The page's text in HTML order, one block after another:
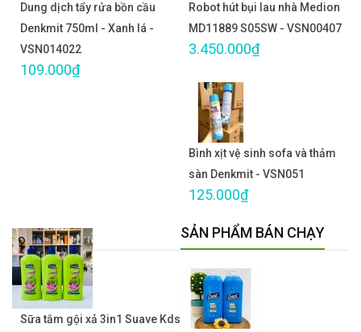
Dung dịch tẩy rửa bồn cầu
Denkmit 750ml - Xanh lá -
VSN014022
109.000₫
Robot hút bụi lau nhà Medion
MD11889 S05SW - VSN00407
3.450.000₫
Bình xịt vệ sinh sofa và thảm
sàn Denkmit - VSN051
125.000₫
Sữa tắm gội xả 3in1 Suave Kds
SẢN PHẨM BÁN CHẠY